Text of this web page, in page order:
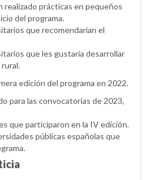
realizado prácticas en pequeños
del programa.
que recomendarían el
que les gustaría desarrollar
edición del programa en 2022.
para las convocatorias de 2023,
que participaron en la IV edición.
públicas españolas que